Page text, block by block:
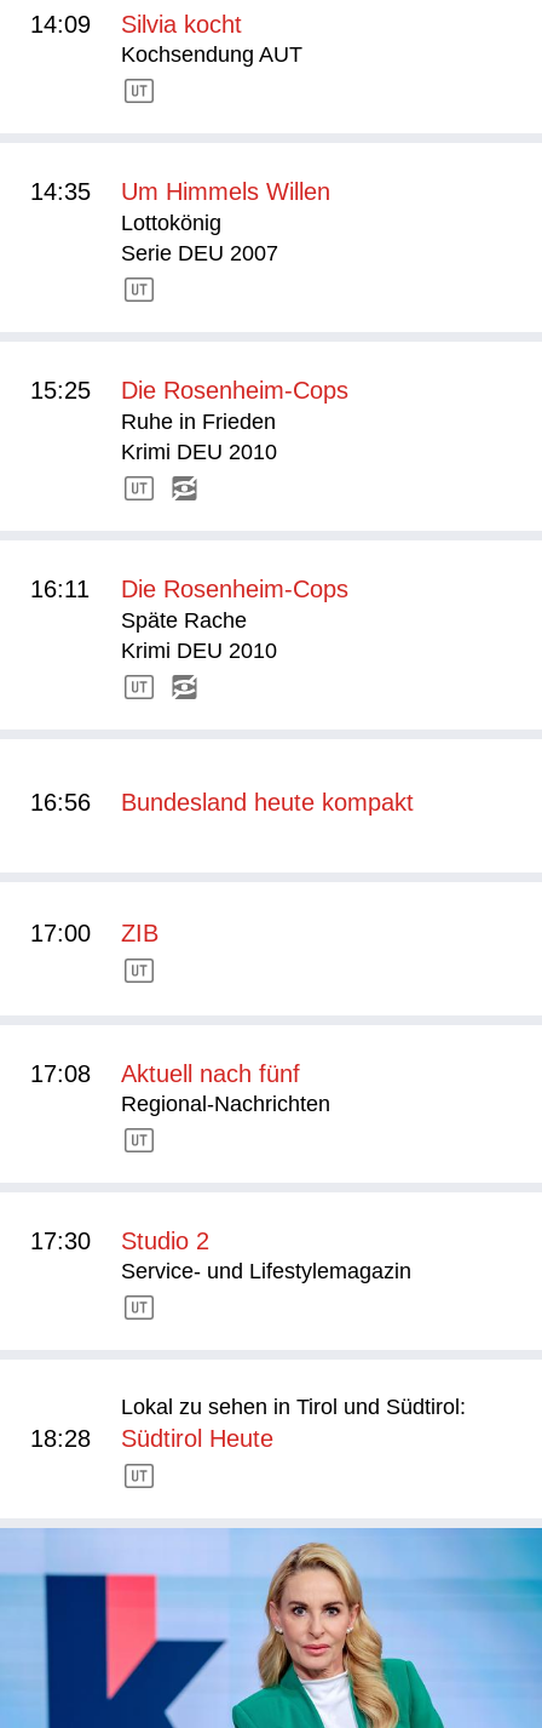
14:09 Silvia kocht
Kochsendung AUT
14:35 Um Himmels Willen
Lottokönig
Serie DEU 2007
15:25 Die Rosenheim-Cops
Ruhe in Frieden
Krimi DEU 2010
16:11 Die Rosenheim-Cops
Späte Rache
Krimi DEU 2010
16:56 Bundesland heute kompakt
17:00 ZIB
17:08 Aktuell nach fünf
Regional-Nachrichten
17:30 Studio 2
Service- und Lifestylemagazin
Lokal zu sehen in Tirol und Südtirol:
18:28 Südtirol Heute